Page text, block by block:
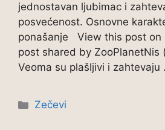
jednostavan ljubimac i
posvećenost. Osnovne
ponašanje View this post
post shared by ZooPlanetNis
Veoma su plašljivi i zahtevaju
Categories
Zečevi